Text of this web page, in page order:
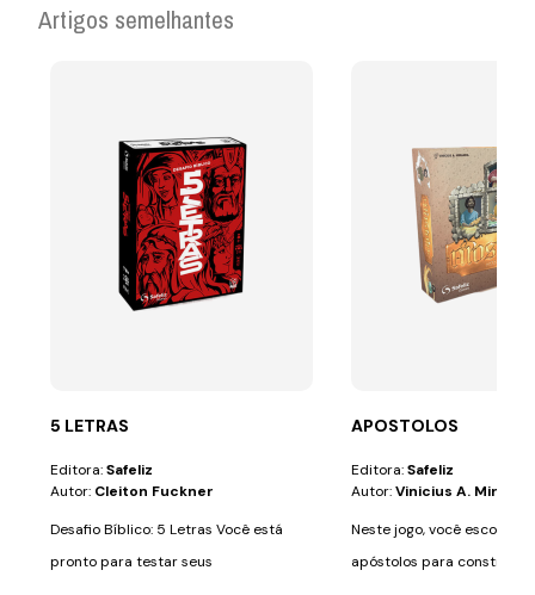
Artigos semelhantes
5 LETRAS
Editora:Safeliz
Autor: Cleiton Fuckner
Desafio Bíblico: 5 Letras Você está
pronto para testar seus
APOSTOLOS
Editora:Safeliz
Autor:Vinicius A. Miranda
Neste jogo, você
apóstolos para construir